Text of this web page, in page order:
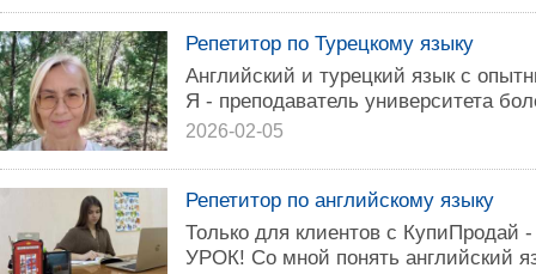
Репетитор по Турецкому языку
Английский и турецкий язык с
Я - преподаватель университета
2026-02-05
Репетитор по английскому языку
Только для клиентов с
УРОК! Со мной понять английский